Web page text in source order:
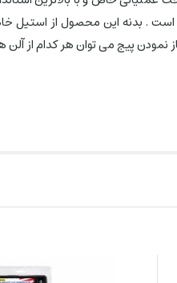
تا 7/32 اینچ تشکیل شده است . بدنه این
پیج می توان هر کدام از آلن